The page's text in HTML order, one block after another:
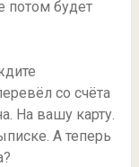
потом будет
со счёта
На вашу карту.
А теперь